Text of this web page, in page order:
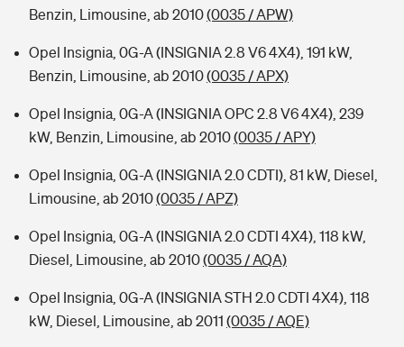
Benzin, Limousine, ab 2010(0035 / APW)
Opel Insignia, 0G-A (INSIGNIA 2.8 V6 4X4), 191 kW,
Benzin, Limousine, ab 2010(0035 / APX)
Opel Insignia, 0G-A (INSIGNIA OPC 2.8 V6 4X4), 239
kW, Benzin, Limousine, ab 2010(0035 / APY)
Opel Insignia, 0G-A (INSIGNIA 2.0 CDTI), 81 kW, Diesel,
Limousine, ab 2010(0035 / APZ)
Opel Insignia, 0G-A (INSIGNIA 2.0 CDTI 4X4), 118 kW,
Diesel, Limousine, ab 2010(0035 / AQA)
Opel Insignia, 0G-A (INSIGNIA STH 2.0 CDTI 4X4), 118
kW, Diesel, Limousine, ab 2011 (0035 / AQE)